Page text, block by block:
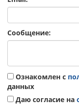
Сообщение:
Ознакомлен с
данных
Даю согласие на